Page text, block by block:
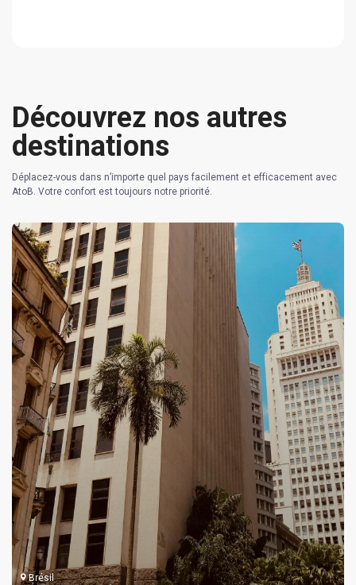
Découvrez nos autres
destinations
Déplacez-vous dans n’importe quel pays facilement et efficacement avec
AtoB. Votre confort est toujours notre priorité.
Brésil